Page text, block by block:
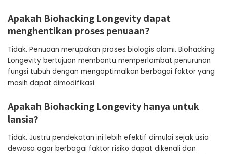
Apakah Biohacking Longevity dapat
menghentikan proses penuaan?
Tidak. Penuaan merupakan proses biologis alami. Biohacking
Longevity bertujuan membantu memperlambat penurunan
fungsi tubuh dengan mengoptimalkan berbagai faktor yang
masih dapat dimodifikasi.
Apakah Biohacking Longevity hanya untuk
lansia?
Tidak. Justru pendekatan ini lebih efektif dimulai sejak usia
dewasa agar berbagai faktor risiko dapat dikenali dan